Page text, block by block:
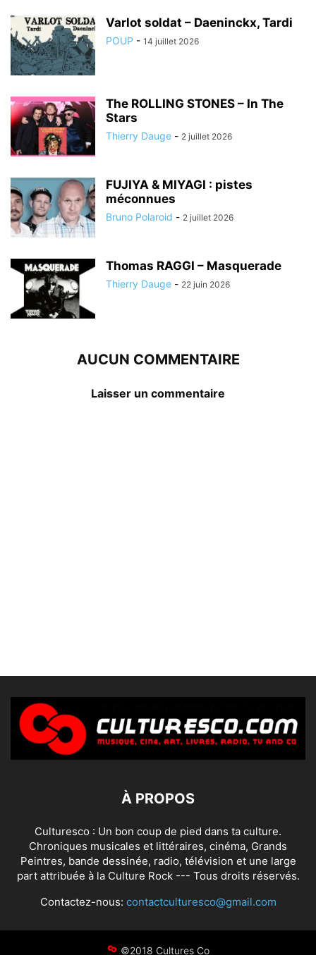
Varlot soldat – Daeninckx, Tardi
POUP - 14 juillet 2026
The ROLLING STONES – In The
Stars
Thierry Dauge - 2 juillet 2026
FUJIYA & MIYAGI : pistes
méconnues
Bruno Polaroid - 2 juillet 2026
Thomas RAGGI – Masquerade
Thierry Dauge - 22 juin 2026
AUCUN COMMENTAIRE
Laisser un commentaire
À PROPOS
Culturesco : Un bon coup de pied dans ta culture.
Chroniques musicales et littéraires, cinéma, Grands
Peintres, bande dessinée, radio, télévision et une large
part attribuée à la Culture Rock --- Tous droits réservés.
Contactez-nous: contactculturesco@gmail.com
©2018 Cultures Co